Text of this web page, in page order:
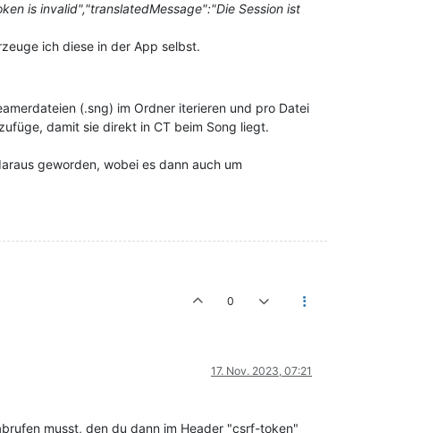
is invalid","translatedMessage":"Die Session ist
ich diese in der App selbst.
(.sng) im Ordner iterieren und pro Datei
damit sie direkt in CT beim Song liegt.
geworden, wobei es dann auch um
0
17. Nov. 2023, 07:21
musst, den du dann im Header "csrf-token"